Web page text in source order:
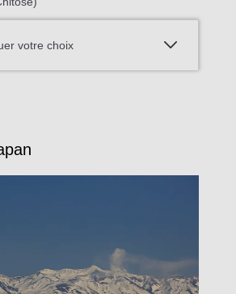
votre choix